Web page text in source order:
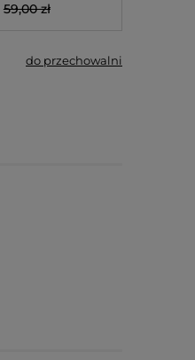
59,00 zł
do przechowalni